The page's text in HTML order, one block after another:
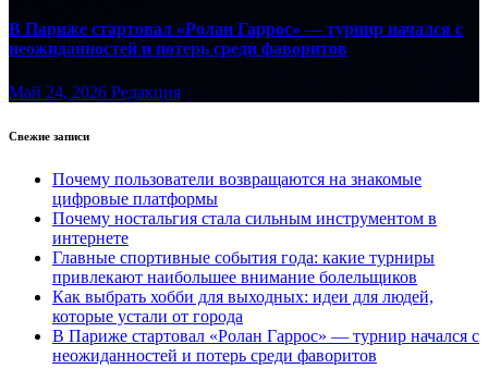
В Париже стартовал «Ролан Гаррос» — турнир начался с
неожиданностей и потерь среди фаворитов
Май 24, 2026 Редакция
Свежие записи
Почему пользователи возвращаются на знакомые
цифровые платформы
Почему ностальгия стала сильным инструментом в
интернете
Главные спортивные события года: какие турниры
привлекают наибольшее внимание болельщиков
Как выбрать хобби для выходных: идеи для людей,
которые устали от города
В Париже стартовал «Ролан Гаррос» — турнир начался с
неожиданностей и потерь среди фаворитов